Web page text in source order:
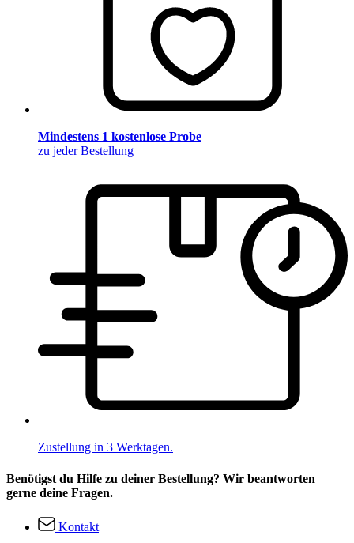
Mindestens 1 kostenlose Probe
zu jeder Bestellung
Zustellung in 3 Werktagen.
Benötigst du Hilfe zu deiner Bestellung? Wir beantworten
gerne deine Fragen.
Kontakt